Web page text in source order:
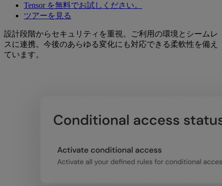
Tensor を無料でお試しください。
ツアーを見る
設計段階からセキュリティを重視。ご利用の環境とシームレ
スに連携。今後のあらゆる変化にも対応できる柔軟性を備え
ています。